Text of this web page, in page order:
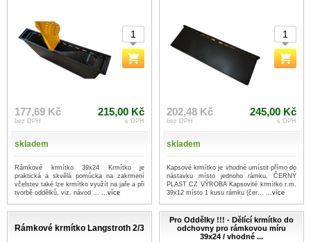
177,69 Kč
bez DPH
215,00 Kč
s DPH
skladem
Rámkové krmítko 39x24 Krmítko je
praktická a skvělá pomůcka na zakrmení
včelstev také lze krmítko využít na jaře a při
tvorbě oddělků, viz. návod ... ...více
202,48 Kč
bez DPH
245,00 Kč
s DPH
skladem
Kapsové krmítko je vhodné umístit přímo do
nástavku místo jednoho rámku, ČERNÝ
PLAST CZ VÝROBA Kapsovité krmítko r.m.
39x12 místo 1 kusu rámku (čer... ...více
Rámkové krmítko Langstroth 2/3
Pro Oddělky !!! - Dělící krmítko do
odchovny pro rámkovou míru
39x24 / vhodné ...